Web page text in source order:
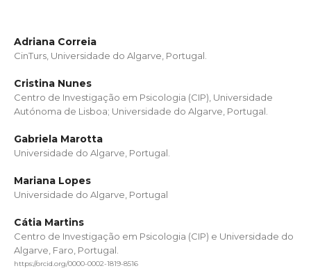
Adriana Correia
CinTurs, Universidade do Algarve, Portugal.
Cristina Nunes
Centro de Investigação em Psicologia (CIP), Universidade
Autónoma de Lisboa; Universidade do Algarve, Portugal.
Gabriela Marotta
Universidade do Algarve, Portugal.
Mariana Lopes
Universidade do Algarve, Portugal
Cátia Martins
Centro de Investigação em Psicologia (CIP) e Universidade do
Algarve, Faro, Portugal.
https://orcid.org/0000-0002-1819-8516